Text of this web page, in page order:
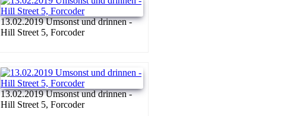
13.02.2019 Umsonst und drinnen -
Hill Street 5, Forcoder
13.02.2019 Umsonst und drinnen -
Hill Street 5, Forcoder